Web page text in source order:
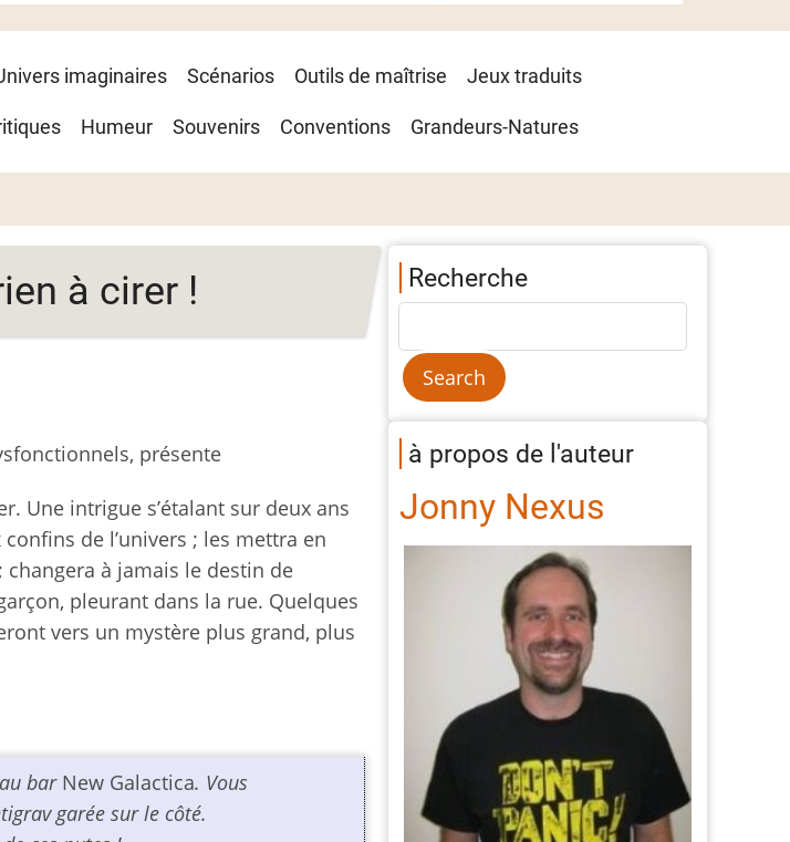
imaginaires Scénarios Outils de maîtrise Jeux traduits
Humeur Souvenirs Conventions Grandeurs-Natures
à cirer !
présente
Une intrigue s’étalant sur deux ans
de l’univers ; les mettra en
changera à jamais le destin de
pleurant dans la rue. Quelques
vers un mystère plus grand, plus
bar New Galactica. Vous
garée sur le côté.
Recherche
à propos de l'auteur
Jonny Nexus